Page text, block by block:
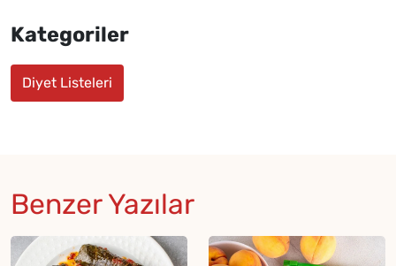
Kategoriler
Diyet Listeleri
Benzer Yazılar